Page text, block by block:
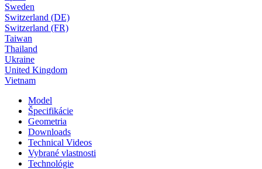
Sweden
Switzerland (DE)
Switzerland (FR)
Taiwan
Thailand
Ukraine
United Kingdom
Vietnam
Model
Špecifikácie
Geometria
Downloads
Technical Videos
Vybrané vlastnosti
Technológie